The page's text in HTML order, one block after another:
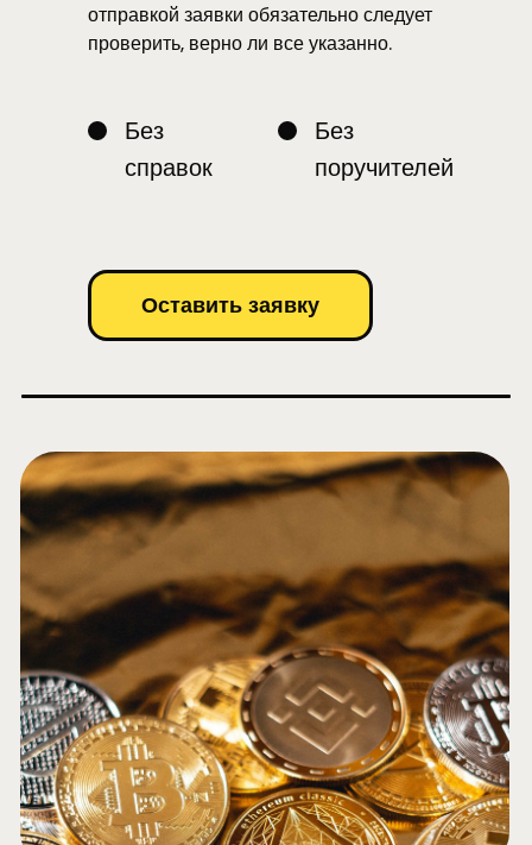
отправкой заявки обязательно следует
проверить, верно ли все указанно.
Оставить заявку
Без
справок
Без
поручителей